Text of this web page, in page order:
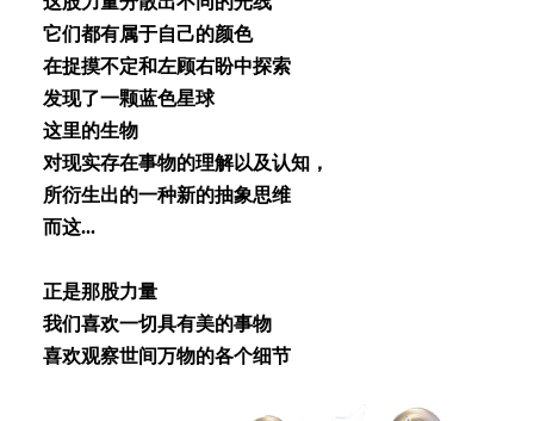
它们都有属于⾃⼰的颜⾊
在捉摸不定和左顾右盼中探索
发现了⼀颗蓝⾊星球
这⾥的⽣物
对现实存在事物的理解以及认知，
所衍⽣出的⼀种新的抽象思维
⽽这...
正是那股⼒量
我们喜欢⼀切具有美的事物
喜欢观察世间万物的各个细节